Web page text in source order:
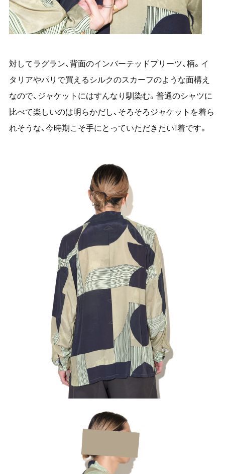
対してラグラン、背面のインバーテッドプリーツ、柄。イ
タリアやパリで買えるシルクのスカーフのような面構え
なので、ジャケットにはすんなり馴染む。普通のシャツに
比べて楽しいのは明らかだし、そろそろジャケットを着ら
れそうな、今時期こそ手にとっていただきたい1着です。